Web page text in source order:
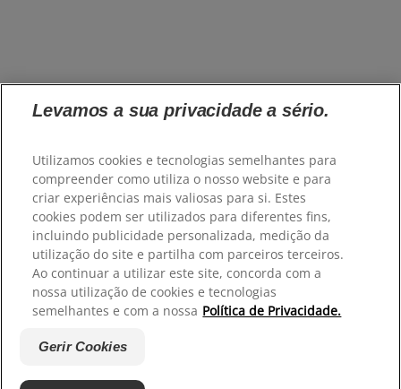
Levamos a sua privacidade a sério.
Utilizamos cookies e tecnologias semelhantes para
compreender como utiliza o nosso website e para
criar experiências mais valiosas para si. Estes
cookies podem ser utilizados para diferentes fins,
incluindo publicidade personalizada, medição da
utilização do site e partilha com parceiros terceiros.
Ao continuar a utilizar este site, concorda com a
nossa utilização de cookies e tecnologias
semelhantes e com a nossa Política de Privacidade.
Gerir Cookies